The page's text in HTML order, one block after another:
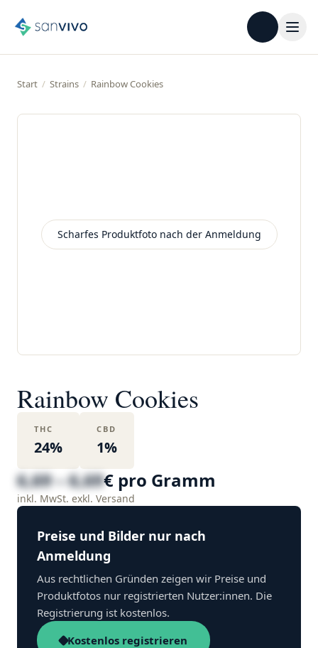
Start / Strains / Rainbow Cookies
Scharfes Produktfoto nach der Anmeldung
Rainbow Cookies
THC
24%
CBD
1%
6,69 – 6,69€ pro Gramm
inkl. MwSt. exkl. Versand
Preise und Bilder nur nach
Anmeldung
Aus rechtlichen Gründen zeigen wir Preise und
Produktfotos nur registrierten Nutzer:innen. Die
Registrierung ist kostenlos.
Kostenlos registrieren